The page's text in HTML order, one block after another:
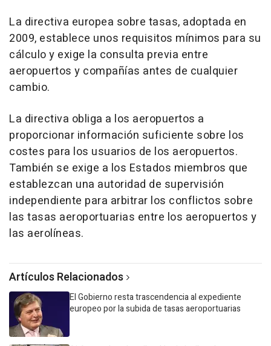
La directiva europea sobre tasas, adoptada en
2009, establece unos requisitos mínimos para su
cálculo y exige la consulta previa entre
aeropuertos y compañías antes de cualquier
cambio.
La directiva obliga a los aeropuertos a
proporcionar información suficiente sobre los
costes para los usuarios de los aeropuertos.
También se exige a los Estados miembros que
establezcan una autoridad de supervisión
independiente para arbitrar los conflictos sobre
las tasas aeroportuarias entre los aeropuertos y
las aerolíneas.
Artículos Relacionados
El Gobierno resta trascendencia al expediente
europeo por la subida de tasas aeroportuarias